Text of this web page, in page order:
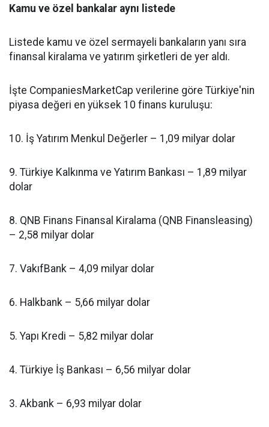
Kamu ve özel bankalar aynı listede
Listede kamu ve özel sermayeli bankaların yanı sıra
finansal kiralama ve yatırım şirketleri de yer aldı.
İşte CompaniesMarketCap verilerine göre Türkiye'nin
piyasa değeri en yüksek 10 finans kuruluşu:
10. İş Yatırım Menkul Değerler – 1,09 milyar dolar
9. Türkiye Kalkınma ve Yatırım Bankası – 1,89 milyar
dolar
8. QNB Finans Finansal Kiralama (QNB Finansleasing)
– 2,58 milyar dolar
7. VakıfBank – 4,09 milyar dolar
6. Halkbank – 5,66 milyar dolar
5. Yapı Kredi – 5,82 milyar dolar
4. Türkiye İş Bankası – 6,56 milyar dolar
3. Akbank – 6,93 milyar dolar